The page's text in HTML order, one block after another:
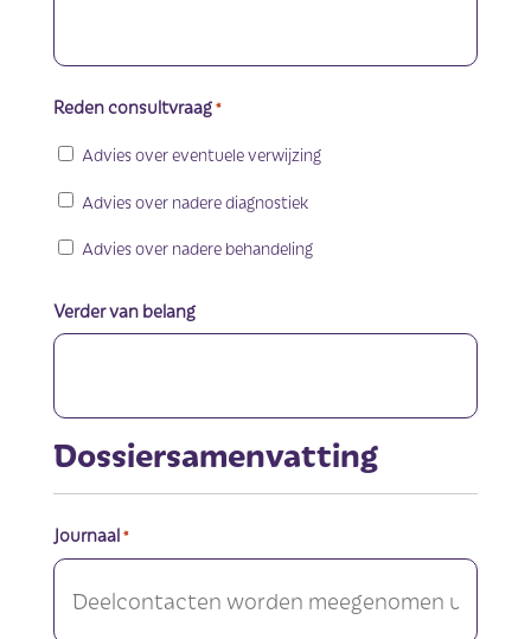
Reden consultvraag *
Advies over eventuele verwijzing
Advies over nadere diagnostiek
Advies over nadere behandeling
Verder van belang
Dossiersamenvatting
Journaal *